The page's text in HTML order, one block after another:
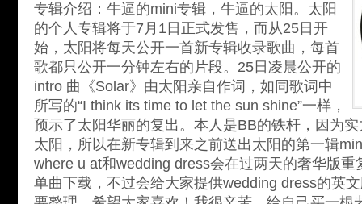
专辑介绍：牛逼的mini专辑，牛逼的太阳。太阳
的个人专辑将于7月1日正式发售，而从25日开
始，太阳将每天公开一首新专辑收录歌曲，每首
歌都只公开一分钟左右的片段。25日凌晨公开的
intro 曲《Solar》由太阳亲自作词，如同歌词中
所写的“I think its time to let the sun shine”一样，
预示了太阳华丽的复出。本人是BB的铁杆，因为
太阳，所以在新专辑到来之前送出太阳的第一辑
where u at和wedding dress会在过两天的奢华版重
单曲下载，不过会给大家提供wedding dress的英